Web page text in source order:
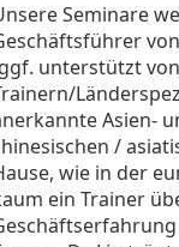
Seminare
unterstützt
Asien-
/
wie in der
ein Trainer